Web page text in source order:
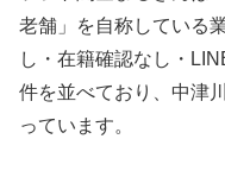
老舗」を自称している
し・在籍確認なし・
件を並べており、中津
っています。